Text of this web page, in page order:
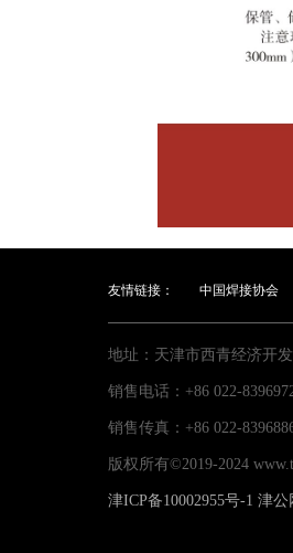
友情链接： 中国焊接协会
地址：天津市西青经济开
销售电话：+86 022-
销售传真：+86 022-
版权所有©2019-2024
津ICP备10002955号-1 津公